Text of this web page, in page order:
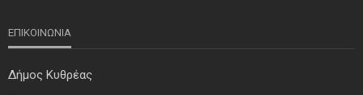
ΕΠΙΚΟΙΝΩΝΙΑ
Δήμος Κυθρέας